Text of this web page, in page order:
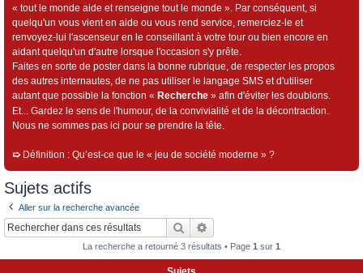
« tout le monde aide et renseigne tout le monde ». Par conséquent, si
quelqu'un vous vient en aide ou vous rend service, remerciez-le et
renvoyez-lui l'ascenseur en le conseillant à votre tour ou bien encore en
aidant quelqu'un d'autre lorsque l'occasion s'y prête.
Faites en sorte de poster dans la bonne rubrique, de respecter les propos
des autres internautes, de ne pas utiliser le langage SMS et d'utiliser
autant que possible la fonction « Recherche » afin d'éviter les doublons.
Et... Gardez le sens de l'humour, de la convivialité et de la décontraction.
Nous ne sommes pas ici pour se prendre la tête.
➯ Définition : Qu’est-ce que le « jeu de société moderne » ?
Sujets actifs
Aller sur la recherche avancée
Rechercher
La recherche a retourné 3 résultats • Page 1 sur 1